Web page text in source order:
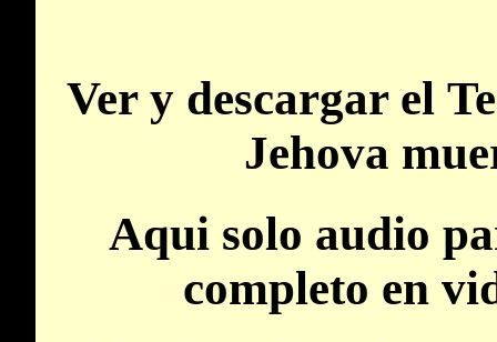
Ver y descargar el
Jehova
Aqui solo audio
completo en